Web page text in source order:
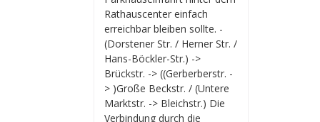
Rathauscenter einfach
erreichbar bleiben sollte. -
(Dorstener Str. / Herner Str. /
Hans-Böckler-Str.) ->
Brückstr. -> ((Gerberberstr. -
> )Große Beckstr. / (Untere
Marktstr. -> Bleichstr.) Die
Verbindung durch die